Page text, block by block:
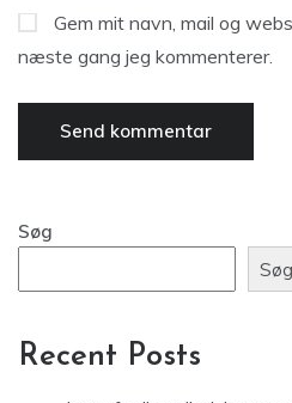
Gem mit navn, mail og
næste gang jeg kommenterer.
Søg
Søg
Recent Posts